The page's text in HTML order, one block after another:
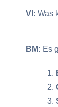
VI: Was
BM: Es